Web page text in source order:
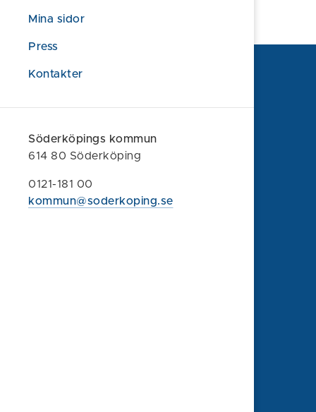
Mina sidor
Press
Kontakter
Söderköpings kommun
614 80 Söderköping
0121-181 00
kommun@soderkoping.se